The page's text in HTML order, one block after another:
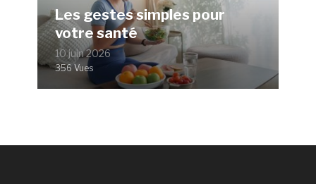
Les gestes simples pour
votre santé
10 juin 2026
356 Vues